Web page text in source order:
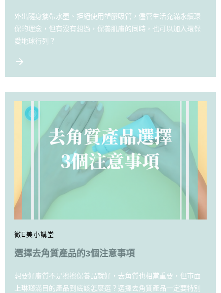
外出隨身攜帶水壺、拒絕使用塑膠吸管，儘管生活充滿永續環
保的理念，但有沒有想過，保養肌膚的同時，也可以加入環保
愛地球行列？
微E美小講堂
選擇去角質產品的3個注意事項
想要好膚質不是擦擦保養品就好，去角質也相當重要，但市面
上琳瑯滿目的產品到底該怎麼選？選擇去角質產品一定要特別